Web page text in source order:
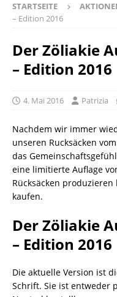
STARTSEITE
– Edition 2016
Der Zöliakie
– Edition 2016
4. Mai 2016 Patrizia
Nachdem wir immer
unseren Rucksäcken
das
eine limitierte Auflage
Rücksäcken
kaufen.
Der Zöliakie
– Edition 2016
Die aktuelle Version ist
Schrift. Sie ist entweder